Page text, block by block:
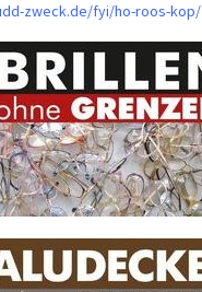
zweck.de/fyi/ho-roos-kop/